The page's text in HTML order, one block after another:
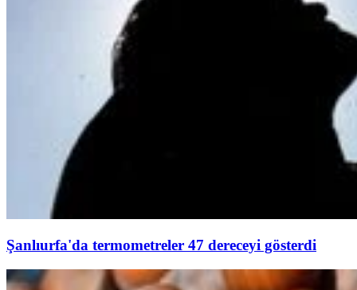
Şanlıurfa'da termometreler 47 dereceyi gösterdi